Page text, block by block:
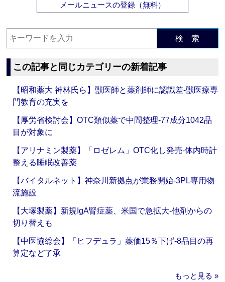
メールニュースの登録（無料）
検 索
この記事と同じカテゴリーの新着記事
【昭和薬大 神林氏ら】獣医師と薬剤師に認識差‐獣医療専
門教育の充実を
【厚労省検討会】OTC類似薬で中間整理‐77成分1042品
目が対象に
【アリナミン製薬】「ロゼレム」OTC化し発売‐体内時計
整える睡眠改善薬
【バイタルネット】神奈川新拠点が業務開始‐3PL専用物
流施設
【大塚製薬】新規IgA腎症薬、米国で急拡大‐他剤からの
切り替えも
【中医協総会】「ヒフデュラ」薬価15％下げ‐8品目の再
算定など了承
もっと見る »